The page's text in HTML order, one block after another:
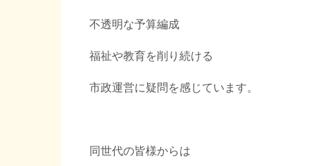
不透明な予算編成
福祉や教育を削り続ける
市政運営に疑問を感じています。
同世代の皆様からは